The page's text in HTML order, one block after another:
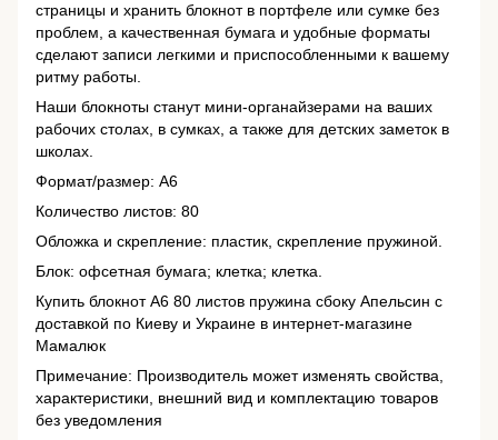
страницы и хранить блокнот в портфеле или сумке без
проблем, а качественная бумага и удобные форматы
сделают записи легкими и приспособленными к вашему
ритму работы.
Наши блокноты станут мини-органайзерами на ваших
рабочих столах, в сумках, а также для детских заметок в
школах.
Формат/размер: А6
Количество листов: 80
Обложка и скрепление: пластик, скрепление пружиной.
Блок: офсетная бумага; клетка; клетка.
Купить блокнот А6 80 листов пружина сбоку Апельсин с
доставкой по Киеву и Украине в интернет-магазине
Мамалюк
Примечание: Производитель может изменять свойства,
характеристики, внешний вид и комплектацию товаров
без уведомления